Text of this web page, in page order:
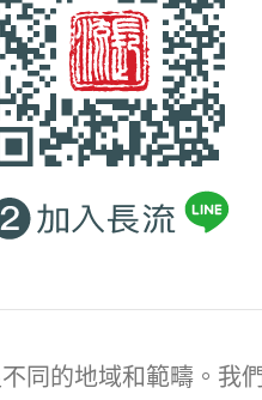
同的地域和範疇。我